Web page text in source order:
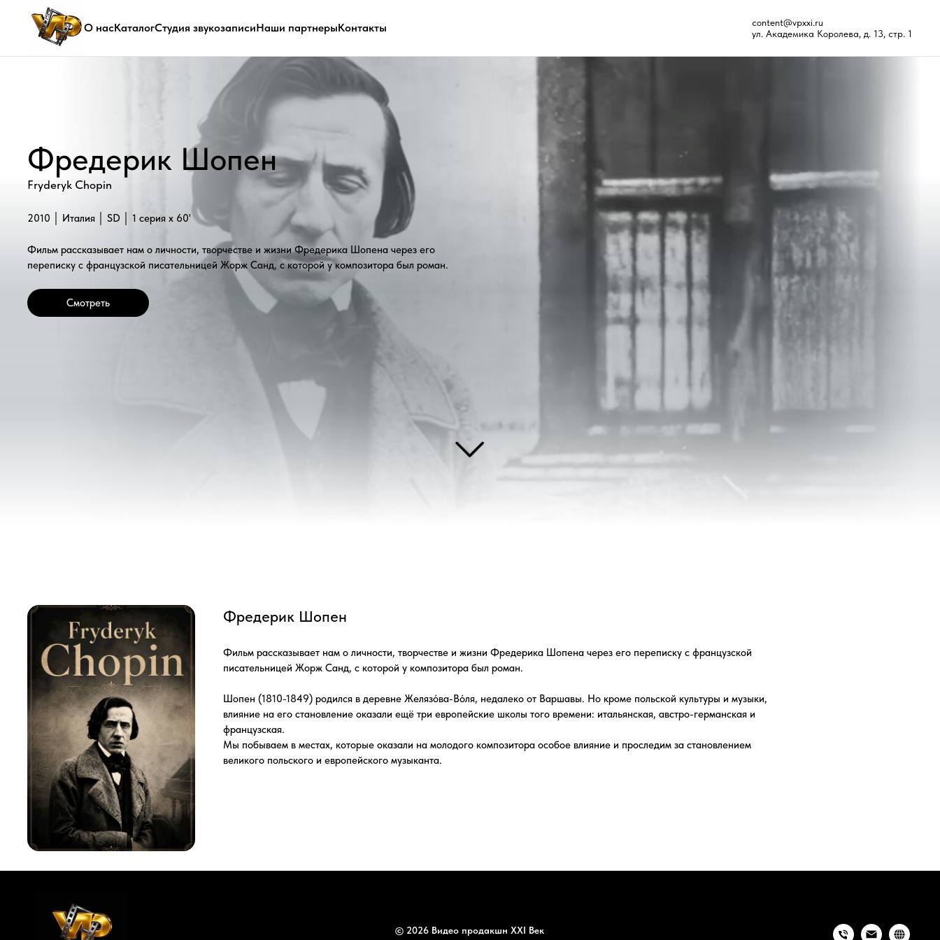
О насКаталогСтудия звукозаписиНаши партнерыКонтакты
content@vpxxi.ru
ул. Академика Королева, д. 13, стр. 1
Фредерик Шопен
Fryderyk Chopin
2010 │ Италия │ SD │ 1 серия x 60'
Фильм рассказывает нам о личности, творчестве и жизни Фредерика Шопена через его
переписку с французской писательницей Жорж Санд, с которой у композитора был роман.
Смотреть
Шопен (1810-1849) родился в деревне Желязо́ва-Во́ля, недалеко от Варшавы. Но кроме польской культуры и музыки,
французская.
Мы побываем в местах, которые оказали на молодого композитора особое влияние и проследим за становлением
© 2026 Видео продакшн XXI Век